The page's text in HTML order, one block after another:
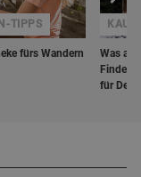
fürs Wandern
TIPPS
Was
Finde
für